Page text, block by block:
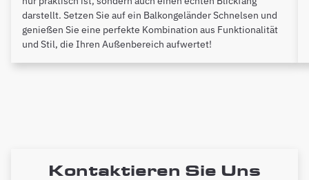
darstellt. Setzen Sie auf ein Balkongeländer Schnelsen und
genießen Sie eine perfekte Kombination aus Funktionalität
und Stil, die Ihren Außenbereich aufwertet!
Kontaktieren Sie Uns